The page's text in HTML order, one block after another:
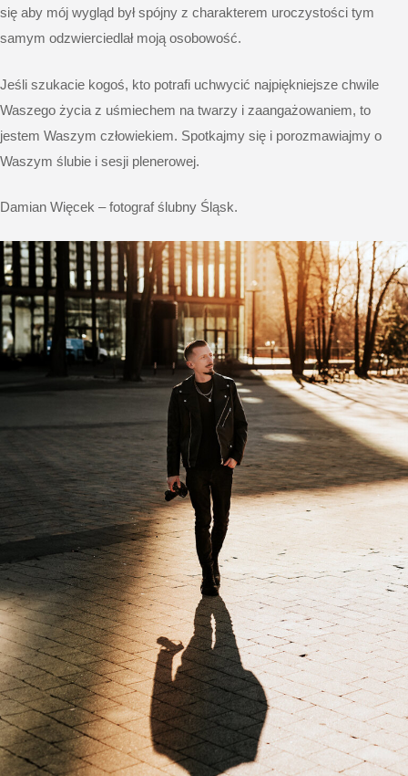
się aby mój wygląd był spójny z charakterem uroczystości tym
samym odzwierciedlał moją osobowość.
Jeśli szukacie kogoś, kto potrafi uchwycić najpiękniejsze chwile
Waszego życia z uśmiechem na twarzy i zaangażowaniem, to
jestem Waszym człowiekiem. Spotkajmy się i porozmawiajmy o
Waszym ślubie i sesji plenerowej.
Damian Więcek – fotograf ślubny Śląsk.